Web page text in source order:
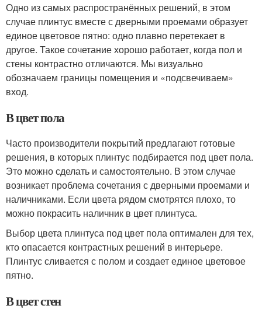
Одно из самых распространённых решений, в этом
случае плинтус вместе с дверными проемами образует
единое цветовое пятно: одно плавно перетекает в
другое. Такое сочетание хорошо работает, когда пол и
стены контрастно отличаются. Мы визуально
обозначаем границы помещения и «подсвечиваем»
вход.
В цвет пола
Часто производители покрытий предлагают готовые
решения, в которых плинтус подбирается под цвет пола.
Это можно сделать и самостоятельно. В этом случае
возникает проблема сочетания с дверными проемами и
наличниками. Если цвета рядом смотрятся плохо, то
можно покрасить наличник в цвет плинтуса.
Выбор цвета плинтуса под цвет пола оптимален для тех,
кто опасается контрастных решений в интерьере.
Плинтус сливается с полом и создает единое цветовое
пятно.
В цвет стен